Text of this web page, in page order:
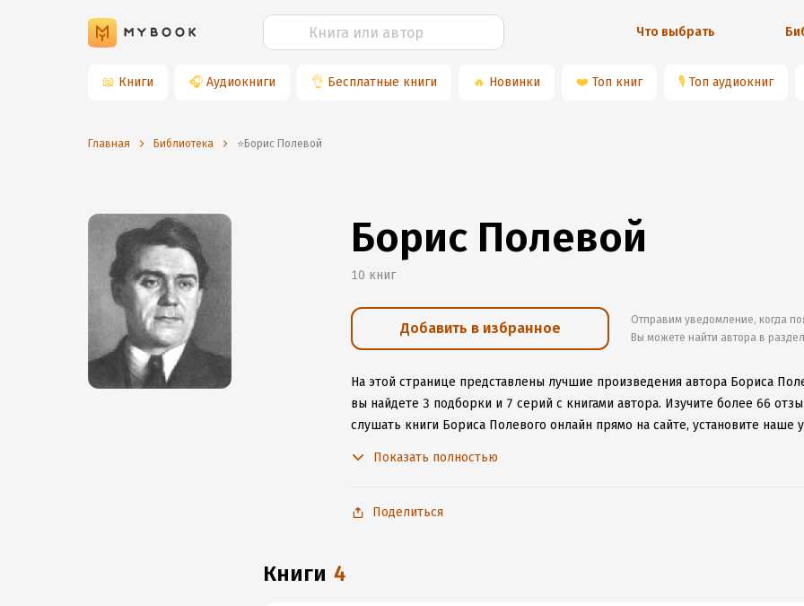
Что выбрать
📖 Книги 🎧 Аудиокниги 👌 Бесплатные книги 🔥 Новинки ❤️ Топ книг 🎙 Топ аудиокниг
Главная Библиотека ⭐️Борис Полевой
Борис Полевой
10 книг
Добавить в избранное
Отправим уведомление, когда
Вы можете найти автора в
На этой странице представлены лучшие произведения автора Бориса
вы найдете 3 подборки и 7 серий с книгами автора. Изучите более 66
слушать книги Бориса Полевого онлайн прямо на сайте, установите
Показать полностью
Поделиться
книги 4